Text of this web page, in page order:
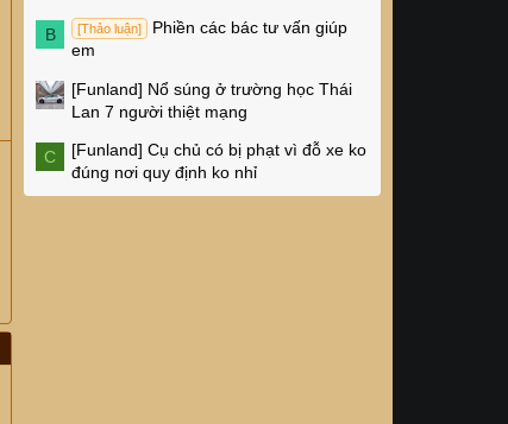
B [Thảo luận]
Phiền các bác tư vấn giúp
em
[Funland] Nổ súng ở trường học Thái
Lan 7 người thiệt mạng
C [Funland] Cụ chủ có bị phạt vì đỗ xe ko
đúng nơi quy định ko nhỉ